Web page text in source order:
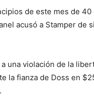
de este mes de
acusó a Stamper de
una violación de la
la fianza de Doss en